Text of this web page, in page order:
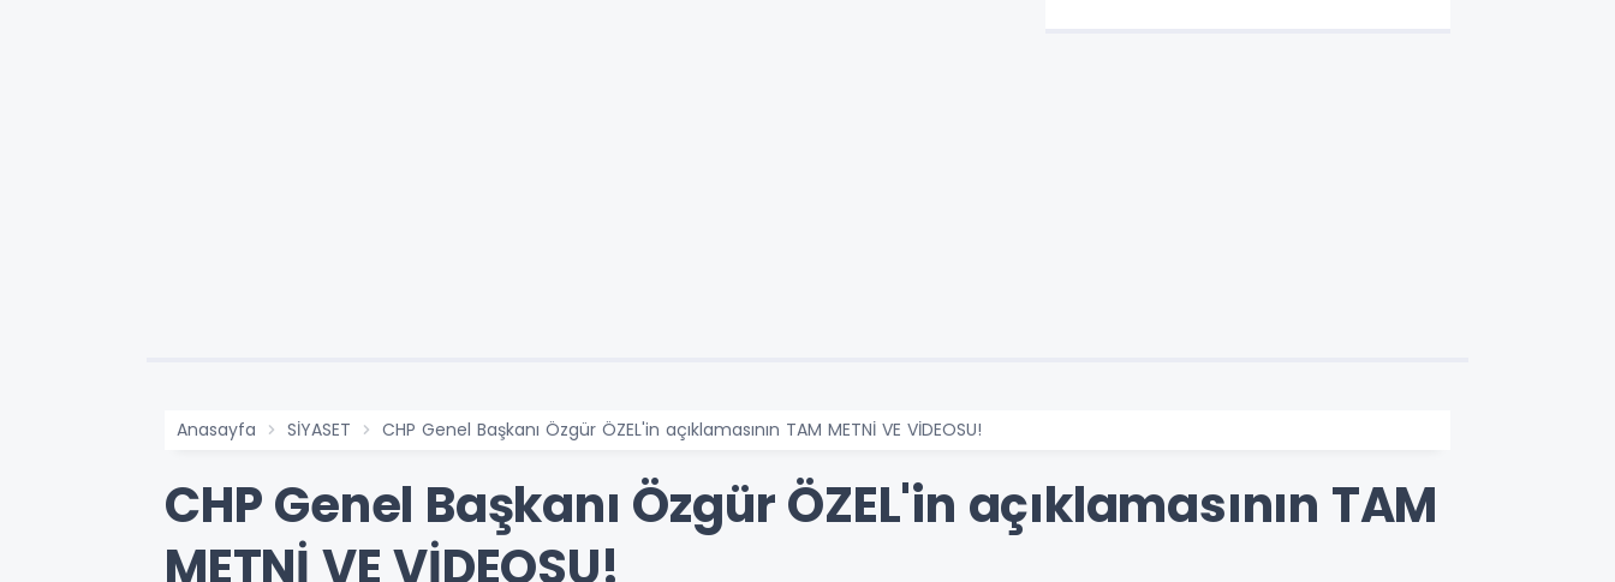
Anasayfa SİYASET CHP Genel Başkanı Özgür ÖZEL'in açıklamasının TAM METNİ VE VİDEOSU!
CHP Genel Başkanı Özgür ÖZEL'in açıklamasının TAM
METNİ VE VİDEOSU!